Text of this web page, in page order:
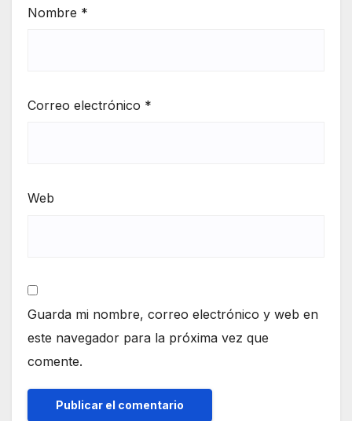
Nombre *
Correo electrónico *
Web
Guarda mi nombre, correo electrónico y web en
este navegador para la próxima vez que
comente.